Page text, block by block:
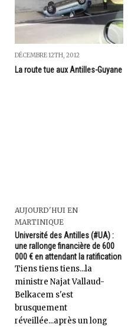
DÉCEMBRE 12TH, 2012
La route tue aux Antilles-Guyane
AUJOURD'HUI EN
MARTINIQUE
Université des Antilles (#UA) :
une rallonge financière de 600
000 € en attendant la ratification
Tiens tiens tiens...la
ministre Najat Vallaud-
Belkacem s'est
brusquement
réveillée...après un long